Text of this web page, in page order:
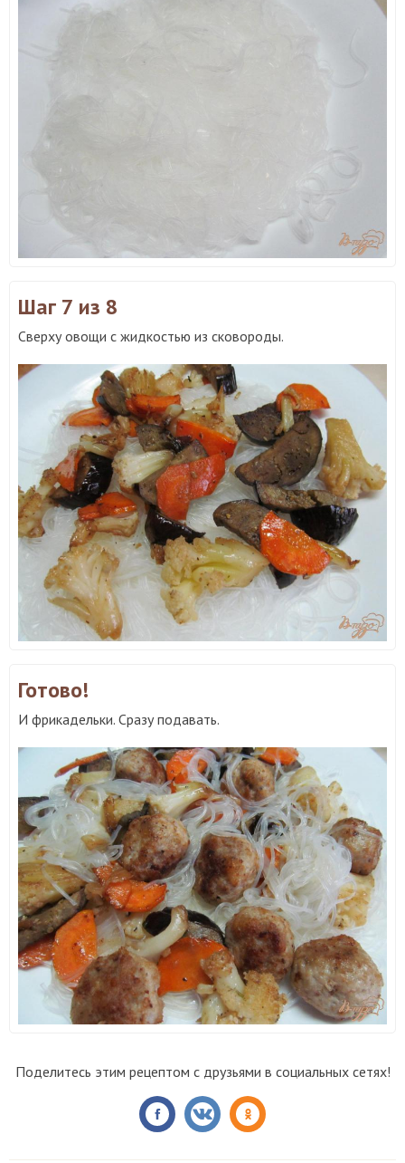
Шаг 7 из 8
Сверху овощи с жидкостью из сковороды.
Готово!
И фрикадельки. Сразу подавать.
Поделитесь этим рецептом с друзьями в социальных сетях!